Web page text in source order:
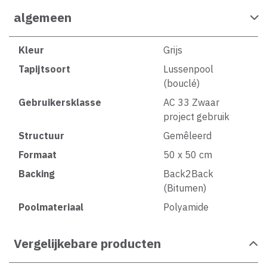
algemeen
Kleur
Grijs
Tapijtsoort
Lussenpool
(bouclé)
Gebruikersklasse
AC 33 Zwaar
project gebruik
Structuur
Gemêleerd
Formaat
50 x 50 cm
Backing
Back2Back
(Bitumen)
Poolmateriaal
Polyamide
Vergelijkebare producten